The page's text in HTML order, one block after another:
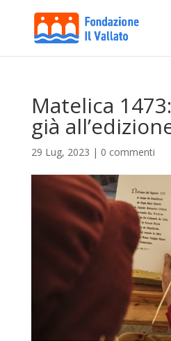
Matelica
già
29 Lug, 2023 | 0 commenti